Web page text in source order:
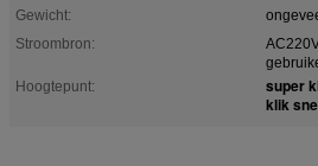
Gewicht:
Stroombron:
Hoogtepunt:
super
klik